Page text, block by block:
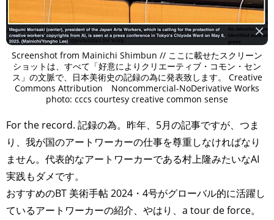
Screenshot from Mainichi Shimbun // ここに載せたスクリーン
ショットは、すべて「好意によりクリエーティブ・コモン・セン
ス」の文脈で、日本美術史の記録の為に発表致します。 Creative
Commons Attribution Noncommercial-NoDerivative Works
photo: cccs courtesy creative common sense
For the record. 記録の為。昨年、5月の記事ですが、つま
り、我が国のアートワーカーの仕事を尊重しなければなり
ません。代表的なアートワーカーである村上隆みたいなAI
実践もダメです。
おすすめのBT 美術手帖 2024・4号がグローバル的に活躍し
ているアートワーカーの紹介、やはり、a tour de force。